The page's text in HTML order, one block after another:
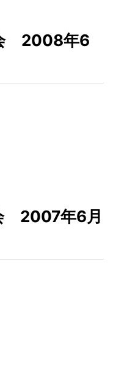
2008年6
2007年6月